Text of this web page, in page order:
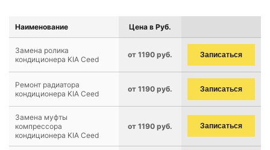
Наименование Цена в Руб.
Замена ролика
кондиционера KIA Ceed
от 1190 руб. Записаться
Ремонт радиатора
кондиционера KIA Ceed
от 1190 руб. Записаться
Замена муфты
компрессора
кондиционера KIA Ceed
от 1190 руб. Записаться